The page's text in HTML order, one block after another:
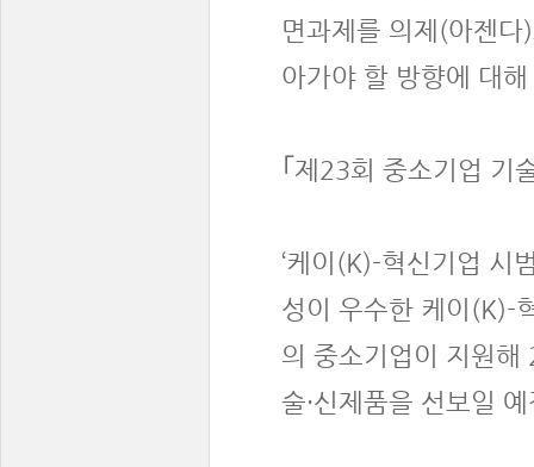
면과제를 의제(아젠
아가야 할 방향에 대
｢제23회 중소기업 기
‘케이(K)-혁신기업 시
성이 우수한 케이(K)-
의 중소기업이 지원
술·신제품을 선보일